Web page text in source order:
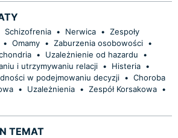
Schizofrenia • Nerwica • Zespoły
• Omamy • Zaburzenia osobowości •
• Uzależnienie od hazardu
•
i utrzymywaniu relacji • Histeria •
w podejmowaniu decyzji • Choroba
• Uzależnienia • Zespół Korsakowa •
TEMAT